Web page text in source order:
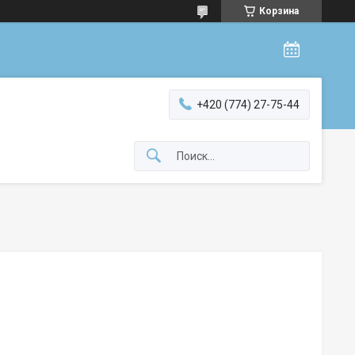
Корзина
+420 (774) 27-75-44